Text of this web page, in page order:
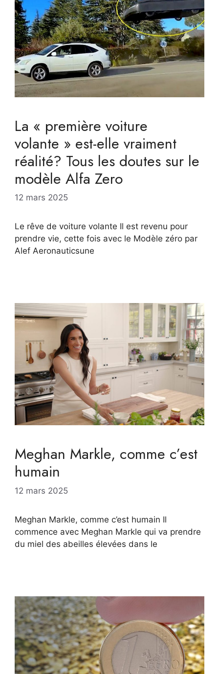
La « première voiture
volante » est-elle vraiment
réalité? Tous les doutes sur le
modèle Alfa Zero
12 mars 2025
Le rêve de voiture volante Il est revenu pour
prendre vie, cette fois avec le Modèle zéro par
Alef Aeronauticsune
Meghan Markle, comme c’est
humain
12 mars 2025
Meghan Markle, comme c’est humain Il
commence avec Meghan Markle qui va prendre
du miel des abeilles élevées dans le